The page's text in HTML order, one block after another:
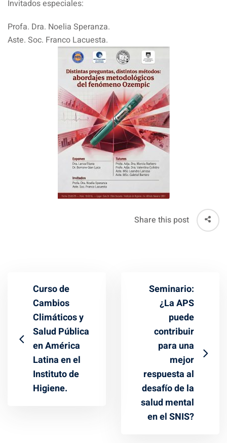
Invitados especiales:
Profa. Dra. Noelia Speranza.
Aste. Soc. Franco Lacuesta.
Share this post
Curso de
Cambios
Climáticos y
Salud Pública
en América
Latina en el
Instituto de
Higiene.
Seminario:
¿La APS
puede
contribuir
para una
mejor
respuesta al
desafío de la
salud mental
en el SNIS?